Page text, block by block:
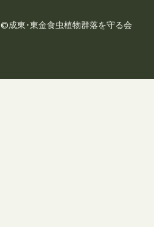
©成東･東金食虫植物群落を守る会